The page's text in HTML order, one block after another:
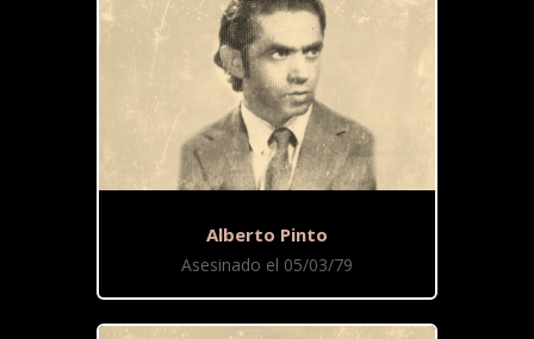
Alberto Pinto
Asesinado el 05/03/79